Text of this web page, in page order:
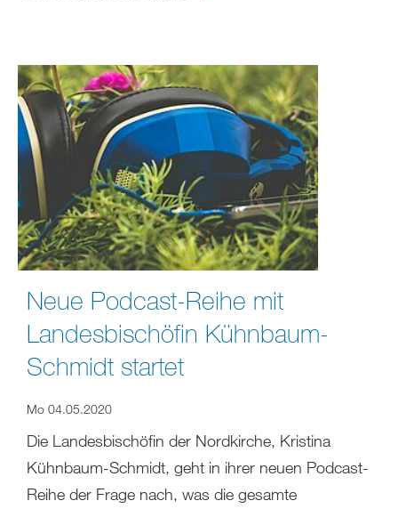
Neue Podcast-Reihe mit
Landesbischöfin Kühnbaum-
Schmidt startet
Mo 04.05.2020
Die Landesbischöfin der Nordkirche, Kristina
Kühnbaum-Schmidt, geht in ihrer neuen Podcast-
Reihe der Frage nach, was die gesamte